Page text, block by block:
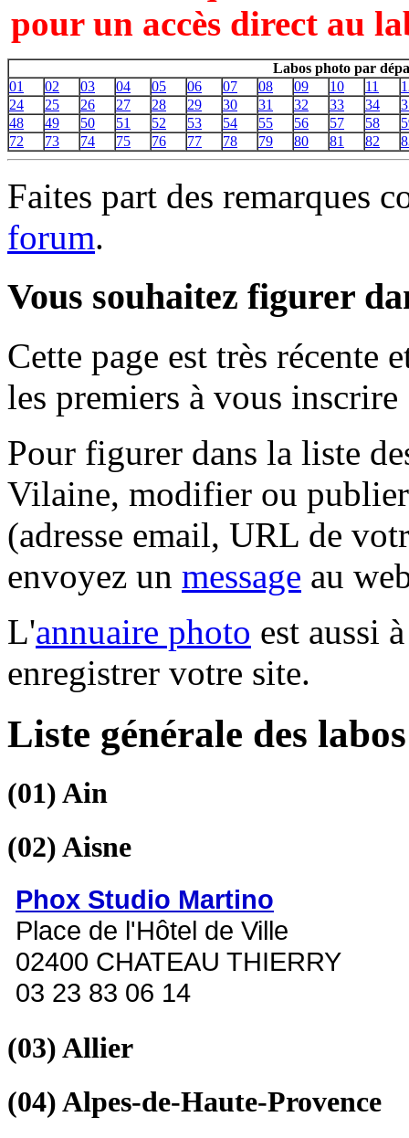
pour un accès direct au
Labos photo par
01
02 03 04 05 06 07 08 09 10 11
24
25 26 27 28 29 30 31 32 33 34
48
49 50 51 52 53 54 55 56 57 58
72
73 74 75 76 77 78 79 80 81 82
Faites part des remarques
forum.
Vous souhaitez figurer
Cette page est très récente
les premiers à vous inscrire
Pour figurer dans la liste
Vilaine, modifier ou
(adresse email, URL de
envoyez un message au
L'annuaire photo est aussi
enregistrer votre site.
Liste générale des
(01)Ain
(02)Aisne
Phox Studio Martino
Place de l'Hôtel de Ville
02400 CHATEAU THIERRY
03 23 83 06 14
(03)Allier
(04)Alpes-de-Haute-Provence